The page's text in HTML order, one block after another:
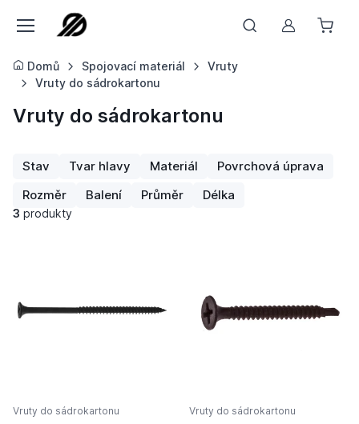
Můj účet
Domů Spojovací materiál
Vruty
Vruty do sádrokartonu
Vruty do sádrokartonu
Stav Tvar hlavy Materiál
Povrchová úprava
Rozměr
Balení Průměr Délka
3 produkty
Vruty do sádrokartonu Vruty do sádrokartonu